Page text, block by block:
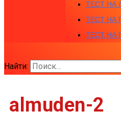
ТЕСТ НА
ТЕСТ НА
ТЕСТ НА
Найти:
almuden-2